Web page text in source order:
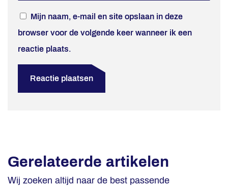
Mijn naam, e-mail en site opslaan in deze
browser voor de volgende keer wanneer ik een
reactie plaats.
Gerelateerde artikelen
Wij zoeken altijd naar de best passende